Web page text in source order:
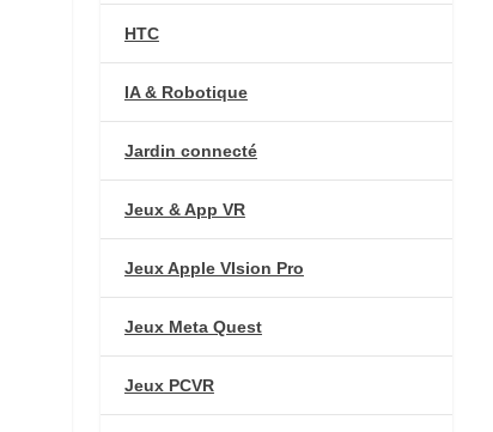
HTC
IA & Robotique
Jardin connecté
Jeux & App VR
Jeux Apple VIsion Pro
Jeux Meta Quest
Jeux PCVR